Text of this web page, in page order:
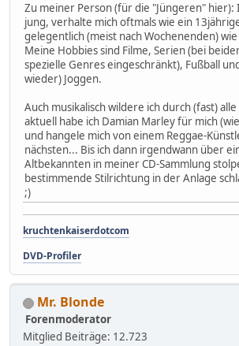
Zu meiner Person (für die "Jüngeren" hier):
jung, verhalte mich oftmals wie ein
gelegentlich (meist nach Wochenenden)
Meine Hobbies sind Filme, Serien (bei
spezielle Genres eingeschränkt), Fußball
wieder) Joggen.
Auch musikalisch wildere ich durch (fast)
aktuell habe ich Damian Marley für mich
und hangele mich von einem Reggae-
nächsten... Bis ich dann irgendwann über
Altbekannten in meiner CD-Sammlung
bestimmende Stilrichtung in der Anlage
;)
kruchtenkaiserdotcom
DVD-Profiler
Mr. Blonde
Forenmoderator
Mitglied Beiträge: 12.723